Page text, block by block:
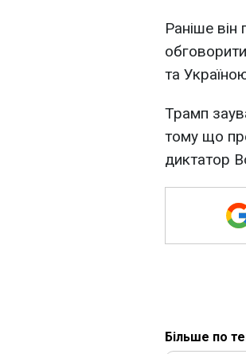
Раніше
та
Трамп
тому що
диктатор
Більше по